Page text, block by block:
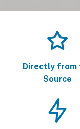
Directly from
Source